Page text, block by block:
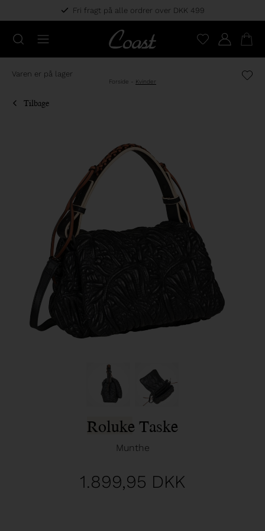
Fri fragt på alle ordrer over DKK 499
Varen er på lager
Forside - Kvinder
Tilbage
Roluke Taske
Munthe
1.899,95 DKK